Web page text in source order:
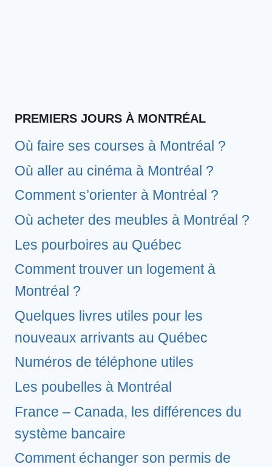
PREMIERS JOURS À MONTRÉAL
Où faire ses courses à Montréal ?
Où aller au cinéma à Montréal ?
Comment s’orienter à Montréal ?
Où acheter des meubles à Montréal ?
Les pourboires au Québec
Comment trouver un logement à
Montréal ?
Quelques livres utiles pour les
nouveaux arrivants au Québec
Numéros de téléphone utiles
Les poubelles à Montréal
France – Canada, les différences du
système bancaire
Comment échanger son permis de